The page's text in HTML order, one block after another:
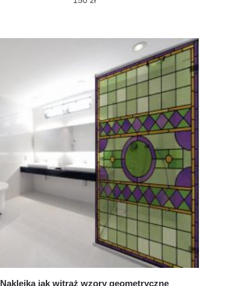
Naklejka jak witraż wzory geometryczne